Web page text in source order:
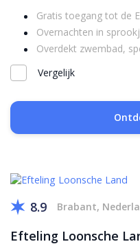
Gratis toegang tot de
Overnachten in
Overdekt zwembad,
Vergelijk
8.9 Brabant,
Efteling Loonsche